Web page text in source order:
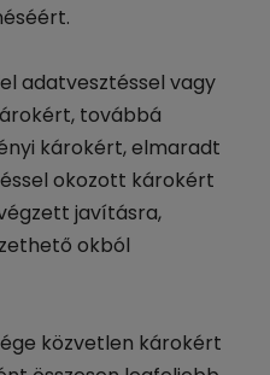
adatvesztéssel vagy
továbbá
károkért, elmaradt
okozott károkért
javításra,
okból
közvetlen károkért